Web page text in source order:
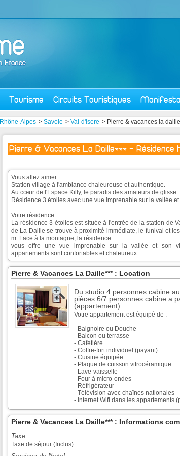
Tourisme Circuits Touristiques
Rhône-Alpes > Savoie > Val-d'isere > Pierre & vacances la
Pierre & Vacances La Daille*** - Résidence
Vous allez aimer:
Station village à l'ambiance chaleureuse et authentique.
Au cœur de l'Espace Killy, le paradis des amateurs de glisse.
Résidence 3 étoiles avec une vue imprenable sur la vallée
Votre résidence:
La résidence 3 étoiles est située à l'entrée de la station de
de La Daille se trouve à proximité immédiate, le funival et
m. Face à la montagne, la résidence
vous offre une vue imprenable sur la vallée et son
appartements sont confortables et chaleureux.
Pierre & Vacances La Daille*** : Location
Du studio 4 personnes cabine
pièces 6/7 personnes cabine.a
(appartement)
Votre appartement est équipé de :
- Baignoire ou Douche
- Balcon ou terrasse
- Cafetière
- Coffre-fort individuel (payant)
- Cuisine équipée
- Plaque de cuisson vitrocéramique
- Lave-vaisselle
- Four à micro-ondes
- Réfrigérateur
- Télévision avec chaînes nationales
- Internet Wifi dans les appartements
Pierre & Vacances La Daille*** : Informations
Taxe
Taxe de séjour (Inclus)